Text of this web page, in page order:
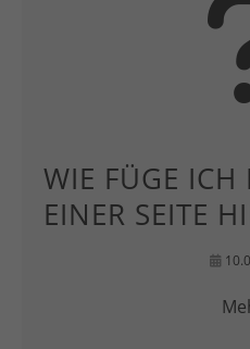
WIE FÜGE ICH
EINER SEITE